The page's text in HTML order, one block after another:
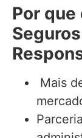
Por
Mais